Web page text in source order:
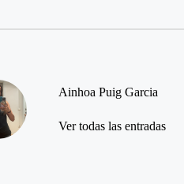
Ainhoa Puig Garcia
Ver todas las entradas